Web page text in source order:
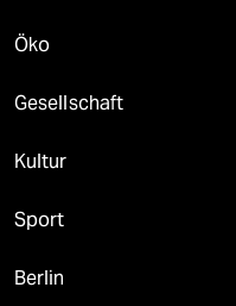
Öko
Gesellschaft
Kultur
Sport
Berlin